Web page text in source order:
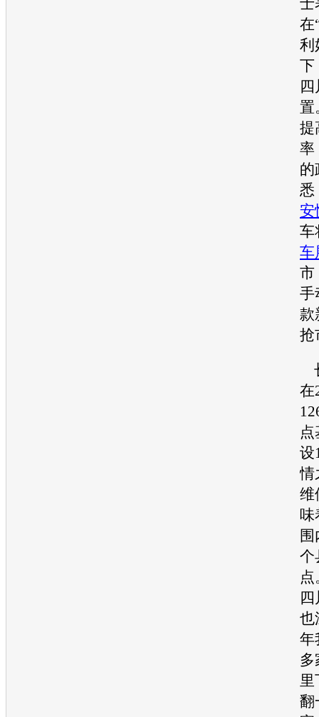
在
利
下
置
提
率
的
悉
安
车
车
市
手
款
抢
在
设
情
维
味
个
也
年
多
翻